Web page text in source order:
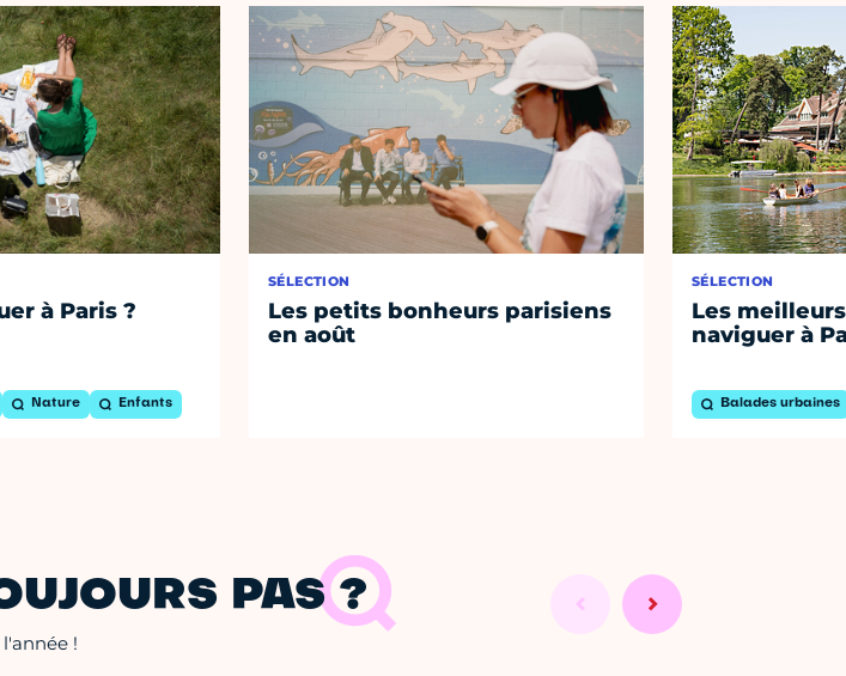
à Paris ?
Nature Enfants
SÉLECTION
Les petits bonheurs parisiens
en août
SÉLECTION
Les
naviguer à
Balades urbaines
PAS ?
!